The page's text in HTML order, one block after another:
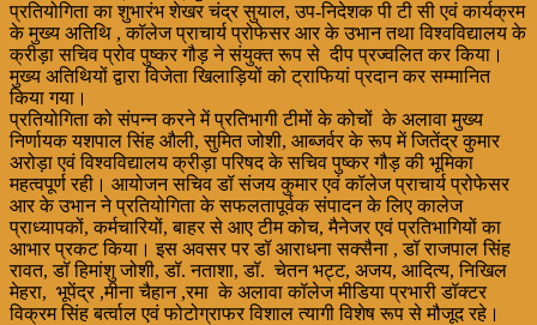
प्रतियोगिता का शुभारंभ शेखर चंद्र सुयाल, उप-निदेशक पी टी सी एवं कार्यक्रम
के मुख्य अतिथि , कॉलेज प्राचार्य प्रोफेसर आर के उभान तथा विश्वविद्यालय के
क्रीड़ा सचिव प्रोव पुष्कर गौड़ ने संयुक्त रूप से दीप प्रज्वलित कर किया।
मुख्य अतिथियों द्वारा विजेता खिलाड़ियों को ट्राफियां प्रदान कर सम्मानित
किया गया।
प्रतियोगिता को संपन्न करने में प्रतिभागी टीमों के कोचों के अलावा मुख्य
निर्णायक यशपाल सिंह औली, सुमित जोशी, आब्जर्वर के रूप में जितेंद्र कुमार
अरोड़ा एवं विश्वविद्यालय क्रीड़ा परिषद के सचिव पुष्कर गौड़ की भूमिका
महत्वपूर्ण रही। आयोजन सचिव डॉ संजय कुमार एवं कॉलेज प्राचार्य प्रोफेसर
आर के उभान ने प्रतियोगिता के सफलतापूर्वक संपादन के लिए कालेज
प्राध्यापकों, कर्मचारियों, बाहर से आए टीम कोच, मैनेजर एवं प्रतिभागियों का
आभार प्रकट किया। इस अवसर पर डॉ आराधना सक्सैना , डॉ राजपाल सिंह
रावत, डॉ हिमांशु जोशी, डॉ. नताशा, डॉ. चेतन भट्ट, अजय, आदित्य, निखिल
मेहरा, भूपेंद्र ,मीना चैहान ,रमा के अलावा कॉलेज मीडिया प्रभारी डॉक्टर
विक्रम सिंह बर्त्वाल एवं फोटोग्राफर विशाल त्यागी विशेष रूप से मौजूद रहे।